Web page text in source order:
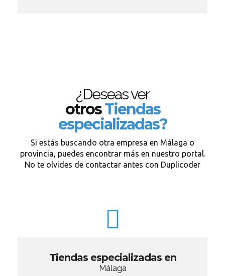
¿Deseas ver
otrosTiendas
especializadas?
Si estás buscando otra empresa en Málaga o
provincia, puedes encontrar más en nuestro portal.
No te olvides de contactar antes con Duplicoder
Tiendas especializadas en
Málaga